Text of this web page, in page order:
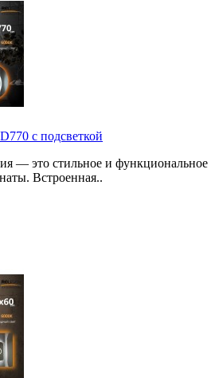
с подсветкой
— это стильное и функциональное
Встроенная..